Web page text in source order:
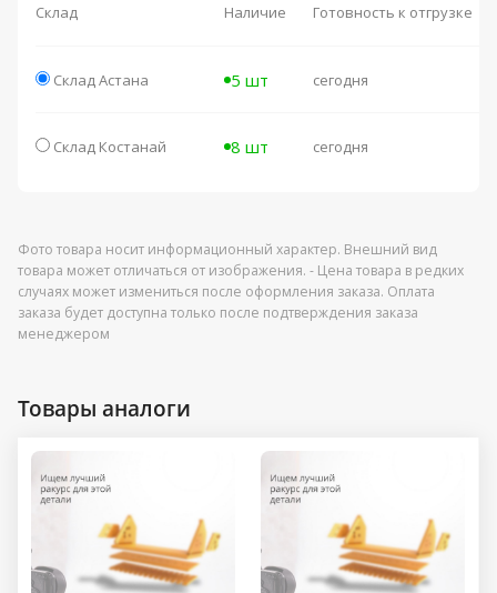
Склад Наличие Готовность к отгрузке
Склад Астана 5 шт сегодня
Склад Костанай 8 шт сегодня
Фото товара носит информационный характер. Внешний вид
товара может отличаться от изображения. - Цена товара в редких
случаях может измениться после оформления заказа. Оплата
заказа будет доступна только после подтверждения заказа
менеджером
Товары аналоги